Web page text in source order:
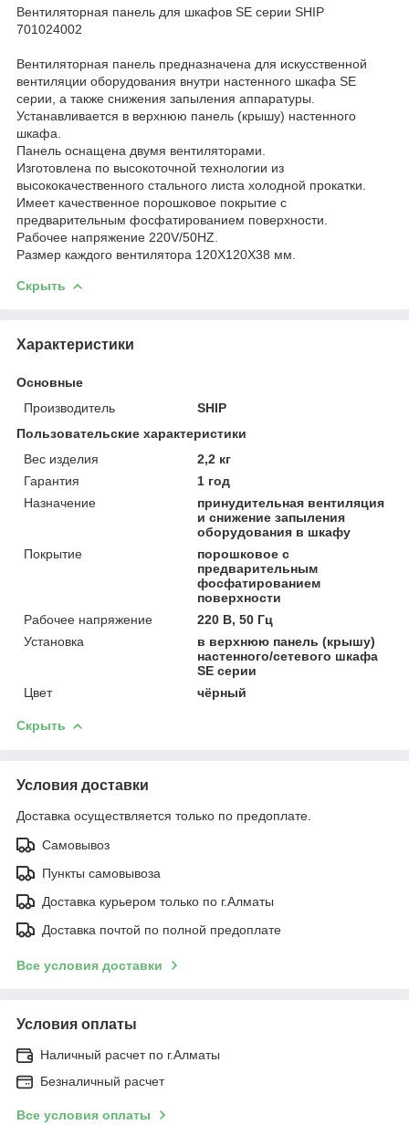
Вентиляторная панель для шкафов SE серии SHIP
701024002
Вентиляторная панель предназначена для искусственной
вентиляции оборудования внутри настенного шкафа SE
серии, а также снижения запыления аппаратуры.
Устанавливается в верхнюю панель (крышу) настенного
шкафа.
Панель оснащена двумя вентиляторами.
Изготовлена по высокоточной технологии из
высококачественного стального листа холодной прокатки.
Имеет качественное порошковое покрытие с
предварительным фосфатированием поверхности.
Рабочее напряжение 220V/50HZ.
Размер каждого вентилятора 120X120X38 мм.
Скрыть
Характеристики
Основные
Производитель
SHIP
Пользовательские характеристики
Вес изделия
2,2 кг
Гарантия
1 год
Назначение
принудительная вентиляция
и снижение запыления
оборудования в шкафу
Покрытие
порошковое с
предварительным
фосфатированием
поверхности
Рабочее напряжение
220 В, 50 Гц
Установка
в верхнюю панель (крышу)
настенного/сетевого шкафа
SE серии
Цвет
чёрный
Скрыть
Условия доставки
Доставка осуществляется только по предоплате.
Самовывоз
Пункты самовывоза
Доставка курьером только по г.Алматы
Доставка почтой по полной предоплате
Все условия доставки
Условия оплаты
Наличный расчет по г.Алматы
Безналичный расчет
Все условия оплаты